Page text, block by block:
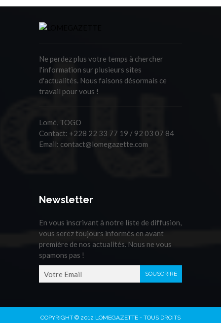
Ne perdez plus votre temps à chercher
l'information sur plusieurs sites
d'actualités. Nous faisons désormais ce
travail pour vous !
Lomé, TOGO
Contact: +228 22 33 77 19 / 92 03 07 84
Email: contact@lomegazette.com
Newsletter
En vous inscrivant à notre liste de diffusion,
vous serez toujours informés en avant
première de nos actualités. Nous ne vous
spamons pas !
COPYRIGHT © 2012 LOMEGAZETTE - TOUS DROITS